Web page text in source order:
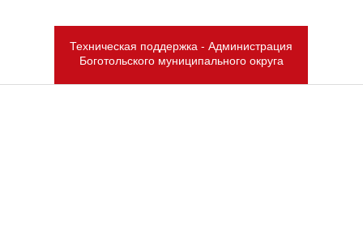
Техническая поддержка - Администрация
Боготольского муниципального округа